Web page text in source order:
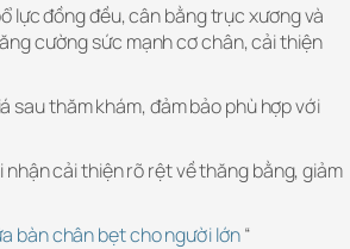
lực đồng đều, cân bằng trục xương và
cường sức mạnh cơ chân, cải thiện
sau thăm khám, đảm bảo phù hợp với
cải thiện rõ rệt về thăng bằng, giảm
bàn chân bẹt cho người lớn“